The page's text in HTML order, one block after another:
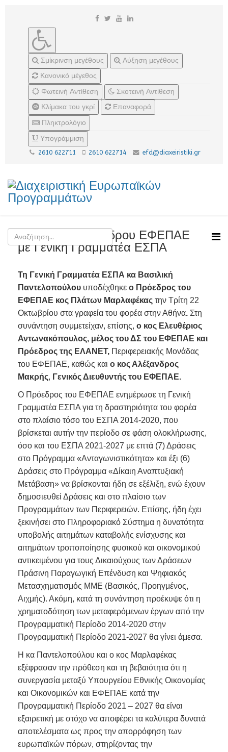
Σμίκρινση μεγέθους
Αύξηση μεγέθους
Κανονικό μέγεθος
Φωτεινή Αντίθεση
Σκοτεινή Αντίθεση
Κλίμακα του γκρί
Επαναφορά
Πληκτρολόγιο
Υπογράμμιση
2610 622711 2610 622714 efd@diaxeiristiki.gr
Συνάντηση προέδρου ΕΦΕΠΑΕ
με Γενική Γραμματέα ΕΣΠΑ
Τη Γενική Γραμματέα ΕΣΠΑ κα Βασιλική
Παντελοπούλου υποδέχθηκε ο Πρόεδρος του
ΕΦΕΠΑΕ κος Πλάτων Μαρλαφέκας την Τρίτη 22
Οκτωβρίου στα γραφεία του φορέα στην Αθήνα. Στη
συνάντηση συμμετείχαν, επίσης, ο κος Ελευθέριος
Αντωνακόπουλος, μέλος του ΔΣ του ΕΦΕΠΑΕ και
Πρόεδρος της ΕΛΑΝΕΤ, Περιφερειακής Μονάδας
του ΕΦΕΠΑΕ, καθώς και ο κος Αλέξανδρος
Μακρής, Γενικός Διευθυντής του ΕΦΕΠΑΕ.
Ο Πρόεδρος του ΕΦΕΠΑΕ ενημέρωσε τη Γενική
Γραμματέα ΕΣΠΑ για τη δραστηριότητα του φορέα
στο πλαίσιο τόσο του ΕΣΠΑ 2014-2020, που
βρίσκεται αυτήν την περίοδο σε φάση ολοκλήρωσης,
όσο και του ΕΣΠΑ 2021-2027 με επτά (7) Δράσεις
στο Πρόγραμμα «Ανταγωνιστικότητα» και έξι (6)
Δράσεις στο Πρόγραμμα «Δίκαιη Αναπτυξιακή
Μετάβαση» να βρίσκονται ήδη σε εξέλιξη, ενώ έχουν
δημοσιευθεί Δράσεις και στο πλαίσιο των
Προγραμμάτων των Περιφερειών. Επίσης, ήδη έχει
ξεκινήσει στο Πληροφοριακό Σύστημα η δυνατότητα
υποβολής αιτημάτων καταβολής ενίσχυσης και
αιτημάτων τροποποίησης φυσικού και οικονομικού
αντικειμένου για τους Δικαιούχους των Δράσεων
Πράσινη Παραγωγική Επένδυση και Ψηφιακός
Μετασχηματισμός ΜΜΕ (Βασικός, Προηγμένος,
Αιχμής). Ακόμη, κατά τη συνάντηση προέκυψε ότι η
χρηματοδότηση των μεταφερόμενων έργων από την
Προγραμματική Περίοδο 2014-2020 στην
Προγραμματική Περίοδο 2021-2027 θα γίνει άμεσα.
Η κα Παντελοπούλου και ο κος Μαρλαφέκας
εξέφρασαν την πρόθεση και τη βεβαιότητα ότι η
συνεργασία μεταξύ Υπουργείου Εθνικής Οικονομίας
και Οικονομικών και ΕΦΕΠΑΕ κατά την
Προγραμματική Περίοδο 2021 – 2027 θα είναι
εξαιρετική με στόχο να αποφέρει τα καλύτερα δυνατά
αποτελέσματα ως προς την απορρόφηση των
ευρωπαϊκών πόρων, στηρίζοντας την